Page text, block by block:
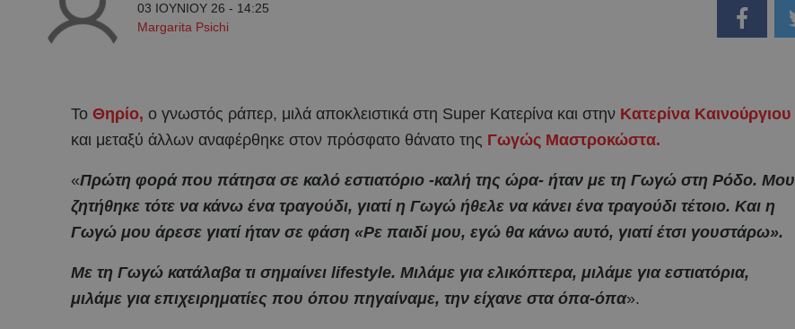
03 ΙΟΥΝΙΟΥ 26 - 14:25
Margarita Psichi
Το Θηρίο, ο γνωστός ράπερ, μιλά αποκλειστικά στη Super Κατερίνα και στην Κατερίνα Καινούργιου
και μεταξύ άλλων αναφέρθηκε στον πρόσφατο θάνατο της Γωγώς Μαστροκώστα.
«Πρώτη φορά που πάτησα σε καλό εστιατόριο -καλή της ώρα- ήταν με τη Γωγώ στη Ρόδο. Μου
ζητήθηκε τότε να κάνω ένα τραγούδι, γιατί η Γωγώ ήθελε να κάνει ένα τραγούδι τέτοιο. Και η
Γωγώ μου άρεσε γιατί ήταν σε φάση «Ρε παιδί μου, εγώ θα κάνω αυτό, γιατί έτσι γουστάρω».
Με τη Γωγώ κατάλαβα τι σημαίνει lifestyle. Μιλάμε για ελικόπτερα, μιλάμε για εστιατόρια,
μιλάμε για επιχειρηματίες που όπου πηγαίναμε, την είχανε στα όπα-όπα».